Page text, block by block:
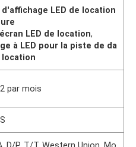
d'affichage LED de location
LED de location,
à LED pour la piste de da
location
par mois
D/P, T/T, Western Union, Mo